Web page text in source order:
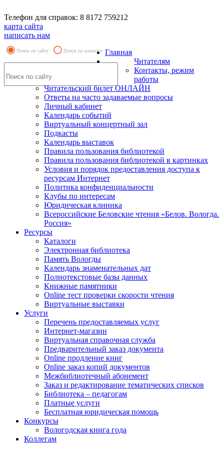
Телефон для справок: 8 8172 759212
карта сайта
написать нам
Поиск по сайту Поиск по каталогу Главная
Читателям
Контакты, режим
работы
Читательский билет ОНЛАЙН
Ответы на часто задаваемые вопросы
Личный кабинет
Календарь событий
Виртуальный концертный зал
Подкасты
Календарь выставок
Правила пользования библиотекой
Правила пользования библиотекой в картинках
Условия и порядок предоставления доступа к
ресурсам Интернет
Политика конфиденциальности
Клубы по интересам
Юридическая клиника
Всероссийские Беловские чтения «Белов. Вологда.
Россия»
Ресурсы
Каталоги
Электронная библиотека
Память Вологды
Календарь знаменательных дат
Полнотекстовые базы данных
Книжные памятники
Online тест проверки скорости чтения
Виртуальные выставки
Услуги
Перечень предоставляемых услуг
Интернет-магазин
Виртуальная справочная служба
Предварительный заказ документа
Online продление книг
Online заказ копий документов
Межбиблиотечный абонемент
Заказ и редактирование тематических списков
Библиотека – педагогам
Платные услуги
Бесплатная юридическая помощь
Конкурсы
Вологодская книга года
Коллегам